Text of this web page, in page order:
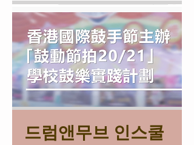
드럼앤무브 인스쿨